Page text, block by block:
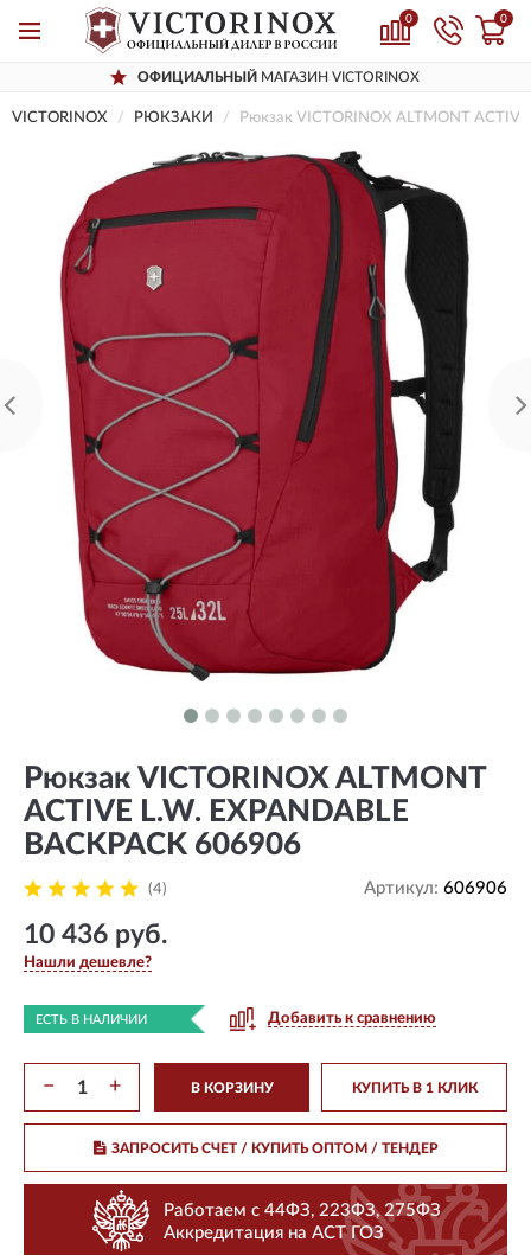
0 0
ОФИЦИАЛЬНЫЙ МАГАЗИН VICTORINOX
VICTORINOX РЮКЗАКИ Рюкзак VICTORINOX ALTMONT
Рюкзак VICTORINOX ALTMONT
ACTIVE L.W. EXPANDABLE
BACKPACK 606906
(4) Артикул: 606906
10 436 руб.
Нашли дешевле?
ЕСТЬ В НАЛИЧИИ Добавить к сравнению
− + В КОРЗИНУ КУПИТЬ В 1 КЛИК
ЗАПРОСИТЬ СЧЕТ / КУПИТЬ ОПТОМ/ ТЕНДЕР
Работаем с 44ФЗ, 223ФЗ, 275ФЗ
Аккредитация на АСТ ГОЗ